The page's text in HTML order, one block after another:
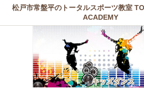
松戸市常盤平のトータルスポーツ教室
ACADEMY
キッズダンス